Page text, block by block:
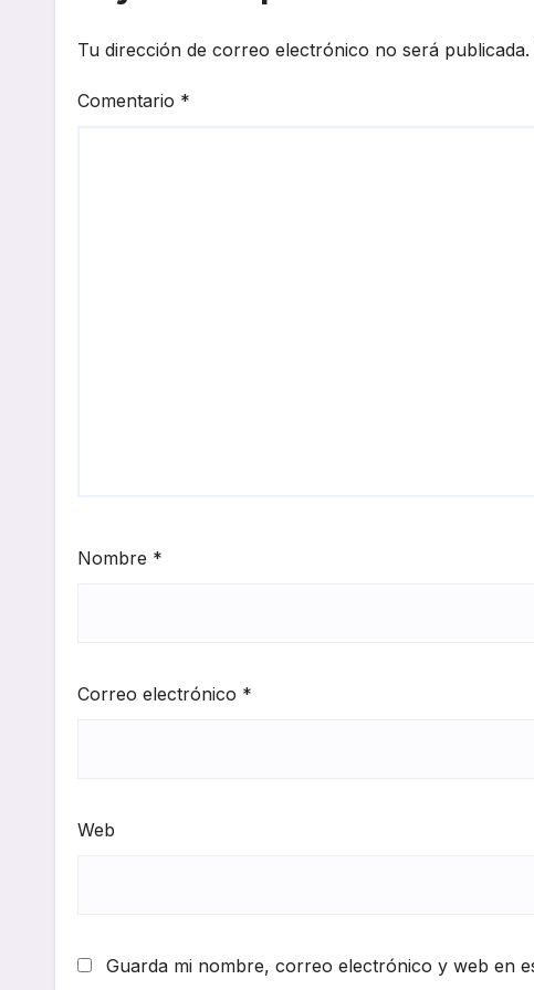
Tu dirección de correo electrónico no será publicada.
Comentario *
Nombre *
Correo electrónico *
Web
Guarda mi nombre, correo electrónico y web en